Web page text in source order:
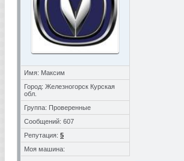
Имя: Максим
Город: Железногорск Курская
обл.
Группа: Проверенные
Сообщений: 607
Репутация: 5
Моя машина: